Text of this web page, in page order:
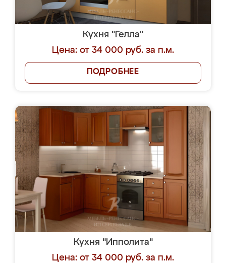
Кухня "Гелла"
Цена: от 34 000 руб. за п.м.
ПОДРОБНЕЕ
Кухня "Ипполита"
Цена: от 34 000 руб. за п.м.